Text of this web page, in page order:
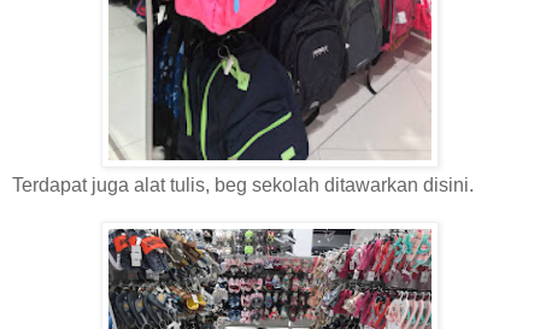
Terdapat juga alat tulis, beg sekolah ditawarkan disini.